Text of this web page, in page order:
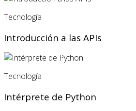
Tecnología
Introducción a las APIs
Tecnología
Intérprete de Python